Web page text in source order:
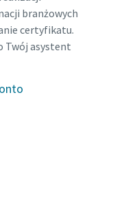
branżowych
certyfikatu.
asystent